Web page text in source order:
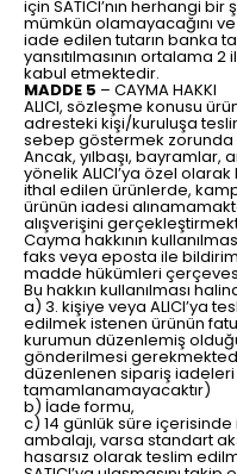
için SATICI’nın herhangi
mümkün olamayacağını
iade edilen tutarın banka
yansıtılmasının ortalama
kabul etmektedir.
MADDE 5 – CAYMA HAKKI
ALICI, sözleşme konusu
adresteki kişi/kuruluşa
sebep göstermek zorunda
Ancak, yılbaşı,
yönelik ALICI’ya özel
ithal edilen ürünlerde,
ürünün iadesi
alışverişini
Cayma hakkının
faks veya eposta ile
madde hükümleri
Bu hakkın kullanılması
a) 3. kişiye veya ALICI’ya
edilmek istenen ürünün
kurumun düzenlemiş
gönderilmesi
düzenlenen sipariş iadeleri
tamamlanamayacaktır)
b) İade formu,
c) 14 günlük süre
ambalajı, varsa standart
hasarsız olarak teslim